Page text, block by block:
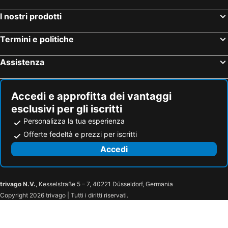
I nostri prodotti
Termini e politiche
Assistenza
Accedi e approfitta dei vantaggi
esclusivi per gli iscritti
Personalizza la tua esperienza
Offerte fedeltà e prezzi per iscritti
Accedi
trivago N.V., Kesselstraße 5 – 7, 40221 Düsseldorf, Germania
Copyright 2026 trivago | Tutti i diritti riservati.